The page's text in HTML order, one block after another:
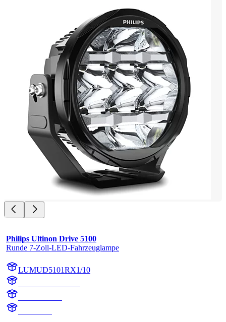
Philips Ultinon Drive 5100
Runde 7-Zoll-LED-Fahrzeuglampe
LUMUD5101RX1/10